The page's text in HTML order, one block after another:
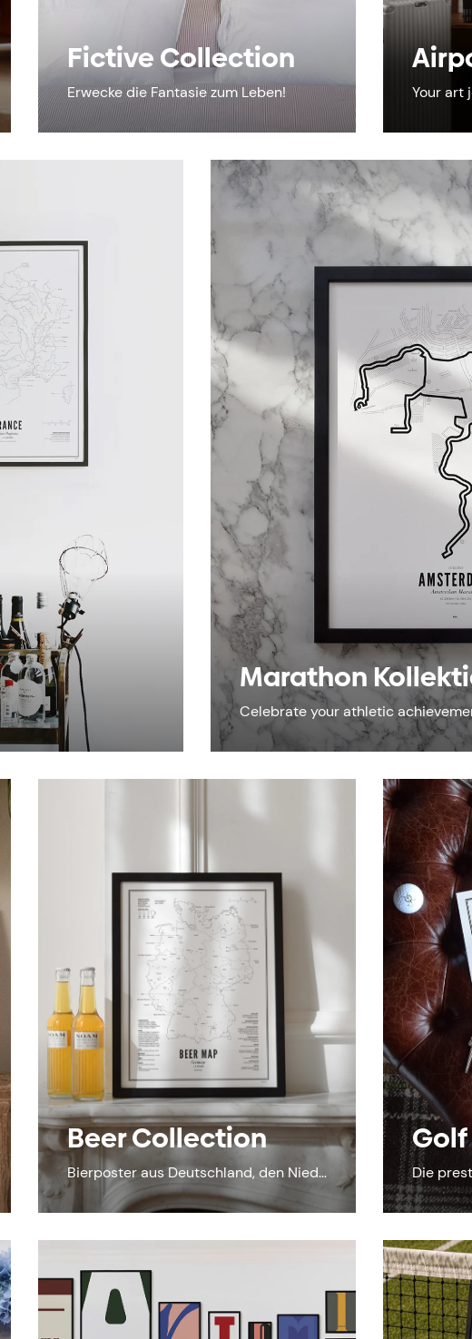
Fictive Collection
Erwecke die Fantasie zum Leben! Your art
Marathon
Celebrate your athletic
Beer Collection
Bierposter aus Deutschland, den Niederlanden... Die